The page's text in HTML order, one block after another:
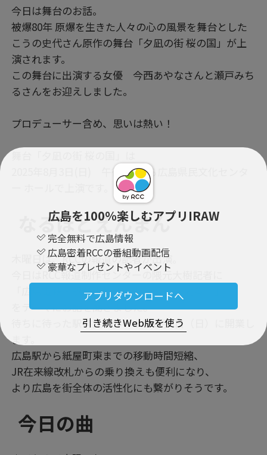
広島を100％楽しむアプリIRAW
完全無料で広島情報
広島密着RCCの番組動画配信
豪華なプレゼントやイベント
アプリダウンロードへ
引き続きWeb版を使う
今日は舞台のお話。
被爆80年 原爆を生きた人々の心の風景を舞台とした
こうの史代さん原作の舞台「夕凪の街 桜の国」が上
演されます。
この舞台に出演する女優 今西あやなさんと瀬戸みち
るさんをお迎えしました。
プロデューサー含め、思いは熱い！
舞台「夕凪の街 桜の国」は
2025年8月3日(日) 午後4時から広島県民文化センタ
なるほどえんまん
木曜日は、RCCの報道の記者が出演。
今日はRCC報道制作センターの隈元大樹記者に
「広島電鉄・駅前大橋ルート、ついに開業！」
をテーマにお話を聞きました。
待ちに待った駅前大橋ルートが8月3日（日）に開業し
ます。
広島駅から紙屋町東までの移動時間短縮、
JR在来線改札からの乗り換えも便利になり、
より広島を街全体の活性化にも繋がりそうです。
今日の曲